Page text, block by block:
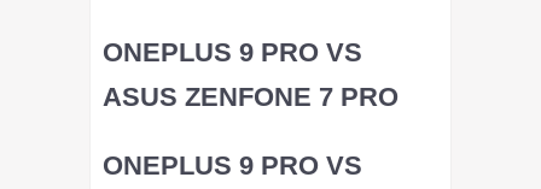
ONEPLUS 9 PRO VS
ASUS ZENFONE 7 PRO
ONEPLUS 9 PRO VS